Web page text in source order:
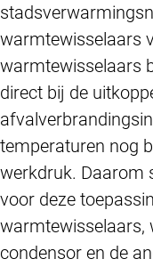
warmtewisselaars
warmtewisselaars
direct bij de
temperaturen nog
werkdruk. Daarom
voor deze
warmtewisselaars,
condensor en de